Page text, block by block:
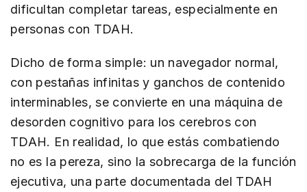
dificultan completar tareas, especialmente en
personas con TDAH.
Dicho de forma simple: un navegador normal,
con pestañas infinitas y ganchos de contenido
interminables, se convierte en una máquina de
desorden cognitivo para los cerebros con
TDAH. En realidad, lo que estás combatiendo
no es la pereza, sino la sobrecarga de la función
ejecutiva, una parte documentada del TDAH